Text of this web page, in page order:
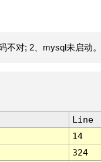
不对; 2、mysql未启动。
Line
14
324